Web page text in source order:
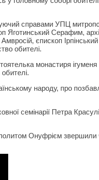
справами УПЦ
Яготинський Серафим,
єпископ
обителі.
монастиря
народу, про
семінарії Петра
Онуфрієм